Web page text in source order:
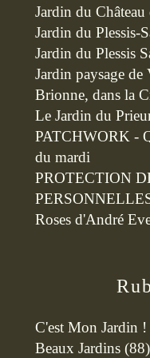
C'est Mon Jardin !
Beaux Jardins (88)
Jardin du Château
Jardin du Plessis-
Jardin du Plessis
Jardin paysage
Brionne, dans la
Le Jardin du
PATCHWORK -
du mardi
PROTECTION
Roses d'André